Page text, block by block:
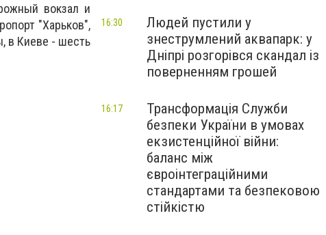
вокзал и
"Харьков",
в Киеве - шесть
Людей пустили у
знеструмлений аквапарк: у
Дніпрі розгорівся скандал із
поверненням грошей
16:30
Трансформація Служби
безпеки України в умовах
екзистенційної війни:
баланс між
євроінтеграційними
стандартами та безпековою
стійкістю
16:17